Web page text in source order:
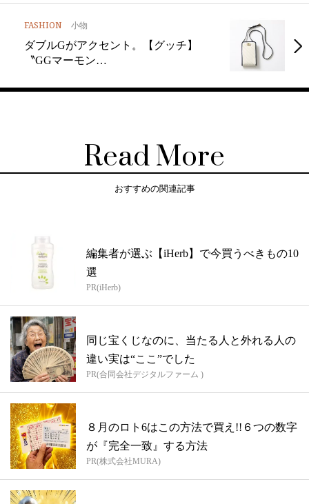
FASHION 小物
ダブルGがアクセント。【グッチ】
〝GGマーモン…
Read More
おすすめの関連記事
編集者が選ぶ【iHerb】で今買うべきもの10
選
PR(iHerb)
同じ宝くじなのに、当たる人と外れる人の
違い実は“ここ”でした
PR(合同会社デジタルファーム )
８月のロト6はこの方法で買え!!６つの数字
が『完全一致』する方法
PR(株式会社MURA)